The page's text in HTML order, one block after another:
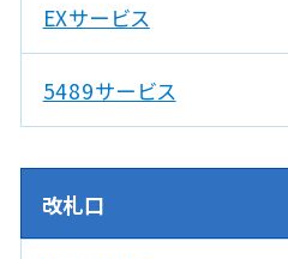
EXサービス
5489サービス
改札口